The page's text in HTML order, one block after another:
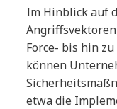
Im Hinblick auf
Force- bis hin
können
etwa die